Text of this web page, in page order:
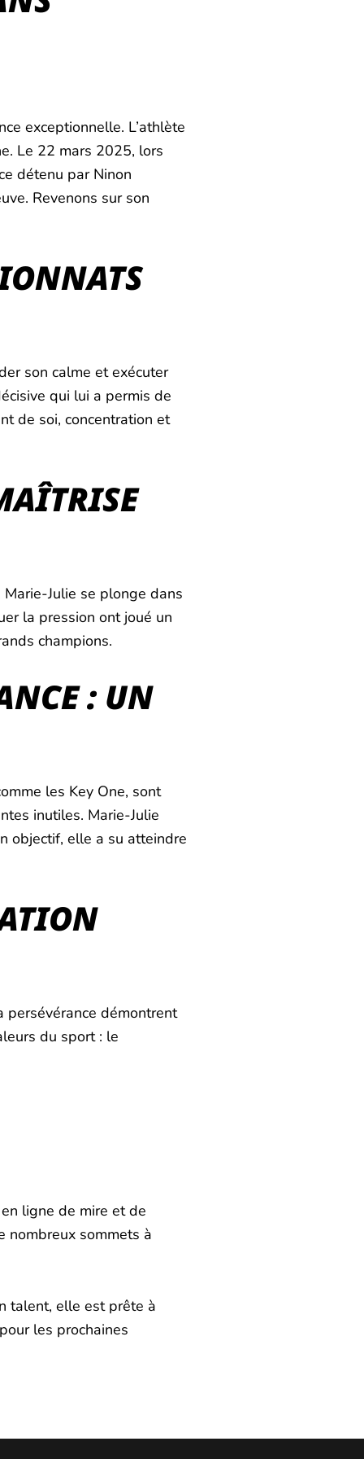
exceptionnelle. L’athlète
Le 22 mars 2025, lors
détenu par Ninon
Revenons sur son
son calme et exécuter
qui lui a permis de
de soi, concentration et
Julie se plonge dans
la pression ont joué un
champions.
: UN
les Key One, sont
inutiles. Marie-Julie
objectif, elle a su atteindre
persévérance démontrent
du sport : le
ligne de mire et de
nombreux sommets à
talent, elle est prête à
les prochaines